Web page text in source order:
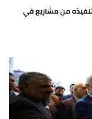
تنفيذه من مشاريع في